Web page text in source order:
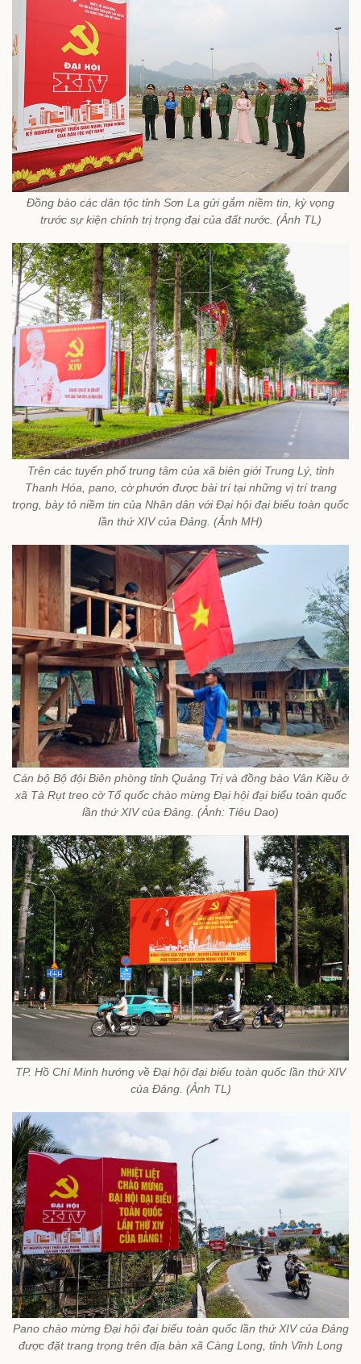
Đồng bào các dân tộc tỉnh Sơn La gửi gắm niềm tin, kỳ vọng
trước sự kiện chính trị trọng đại của đất nước. (Ảnh TL)
Trên các tuyến phố trung tâm của xã biên giới Trung Lý, tỉnh
Thanh Hóa, pano, cờ phướn được bài trí tại những vị trí trang
trọng, bày tỏ niềm tin của Nhân dân với Đại hội đại biểu toàn quốc
lần thứ XIV của Đảng. (Ảnh MH)
Cán bộ Bộ đội Biên phòng tỉnh Quảng Trị và đồng bào Vân Kiều ở
xã Tà Rụt treo cờ Tổ quốc chào mừng Đại hội đại biểu toàn quốc
lần thứ XIV của Đảng. (Ảnh: Tiêu Dao)
TP. Hồ Chí Minh hướng về Đại hội đại biểu toàn quốc lần thứ XIV
của Đảng. (Ảnh TL)
Pano chào mừng Đại hội đại biểu toàn quốc lần thứ XIV của Đảng
được đặt trang trọng trên địa bàn xã Càng Long, tỉnh Vĩnh Long